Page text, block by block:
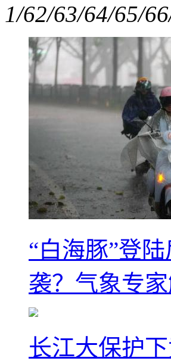
1/62/63/64/65/6
“白海豚”登
袭？气象专
长江大保护